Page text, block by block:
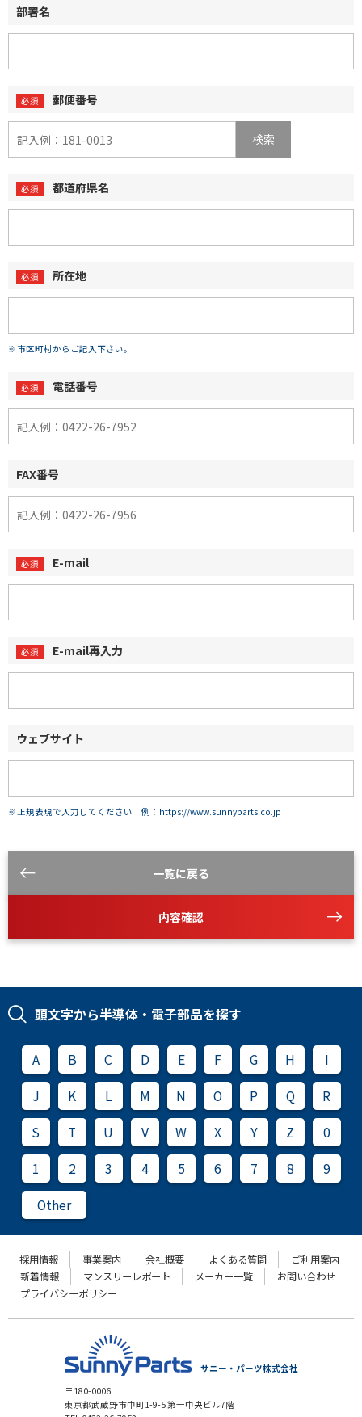
部署名
郵便番号
検索
都道府県名
所在地
※市区町村からご記入下さい。
電話番号
FAX番号
E-mail
E-mail再入力
ウェブサイト
※正規表現で入力してください 例：https://www.sunnyparts.co.jp
一覧に戻る
内容確認
頭文字から半導体・電子部品を探す
A B C D E F G H
I
J
K L M N O P Q
R
S
T U V W X Y Z
0
1
2 3 4 5 6 7 8
9
Other
採用情報 事業案内 会社概要 よくある質問
ご利用案内
新着情報
マンスリーレポート メーカー一覧
お問い合わせ
プライバシーポリシー
サニー・パーツ株式会社
〒180-0006
東京都武蔵野市中町1-9-5 第一中央ビル7階